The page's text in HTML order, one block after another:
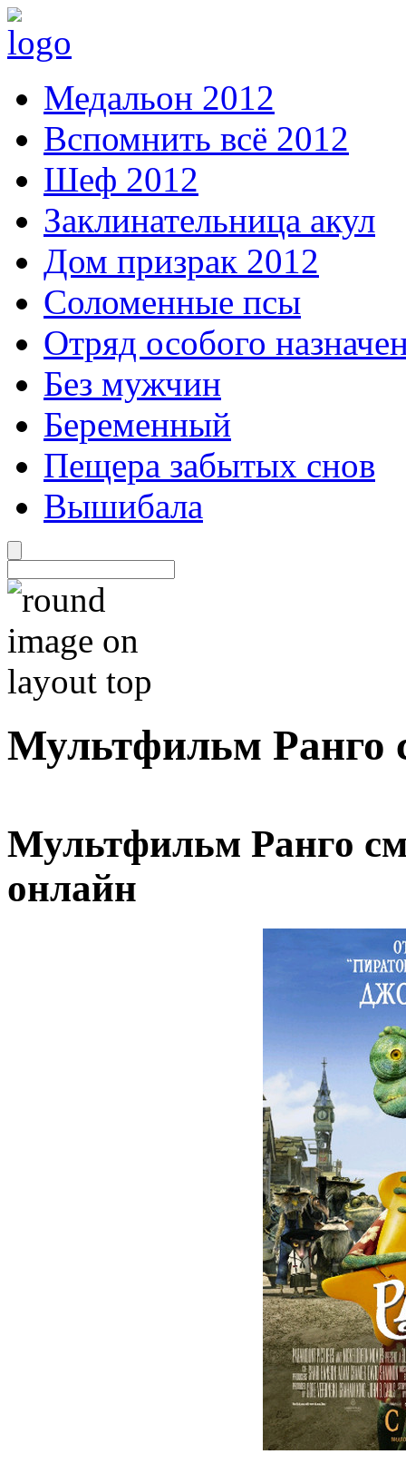
Медальон 2012
Вспомнить всё 2012
Шеф 2012
Заклинательница акул
Дом призрак 2012
Соломенные псы
Отряд особого
Без мужчин
Беременный
Пещера забытых снов
Вышибала
Мультфильм Ранго
Мультфильм Ранго
онлайн